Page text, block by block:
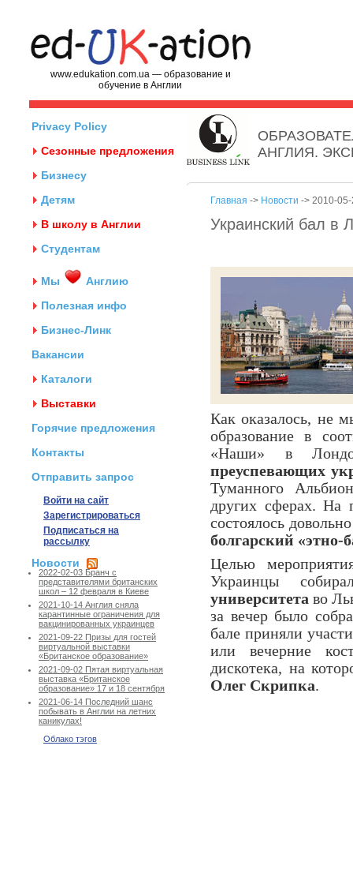
www.edukation.com.ua — образование и
обучение в Англии
Privacy Policy
Сезонные предложения
Бизнесу
Детям
В школу в Англии
Студентам
Мы
Англию
Полезная инфо
Бизнес-Линк
Вакансии
Каталоги
Выставки
Горячие предложения
Контакты
Отправить запрос
Войти на сайт
Зарегистрироваться
Подписаться на
рассылку
Новости
2022-02-03 Бранч с
представителями британских
школ – 12 февраля в Киеве
2021-10-14 Англия сняла
карантинные ограничения для
вакцинированных украинцев
2021-09-22 Призы для гостей
виртуальной выставки
«Британское образование»
2021-09-02 Пятая виртуальная
выставка «Британское
образование» 17 и 18 сентября
2021-06-14 Последний шанс
побывать в Англии на летних
каникулах!
Облако тэгов
АНГЛИЯ.
Главная -> Новости -> 2010-
Украинский бал в
Как оказалось, не
образование в
«Наши» в
преуспевающих
Туманного
других сферах. На
состоялось
болгарский «этно-
Целью
Украинцы
университета во
за вечер было
бале приняли
или вечерние
дискотека, на
Олег Скрипка.